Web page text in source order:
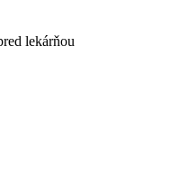
lekárňou